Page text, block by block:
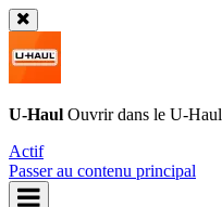
U-Haul Ouvrir dans le U-Haul
Actif
Passer au contenu principal